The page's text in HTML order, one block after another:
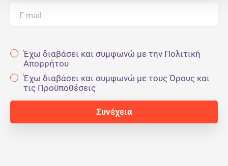
E-mail
Έχω διαβάσει και συμφωνώ με την Πολιτική
Απορρήτου
Έχω διαβάσει και συμφωνώ με τους Όρους και
τις Προϋποθέσεις